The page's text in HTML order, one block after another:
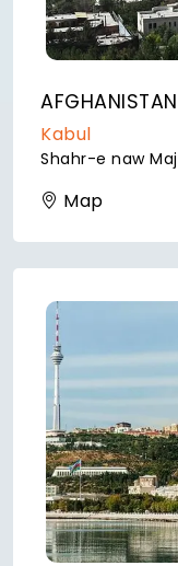
AFGHANISTAN
Kabul
Shahr-e naw
Map